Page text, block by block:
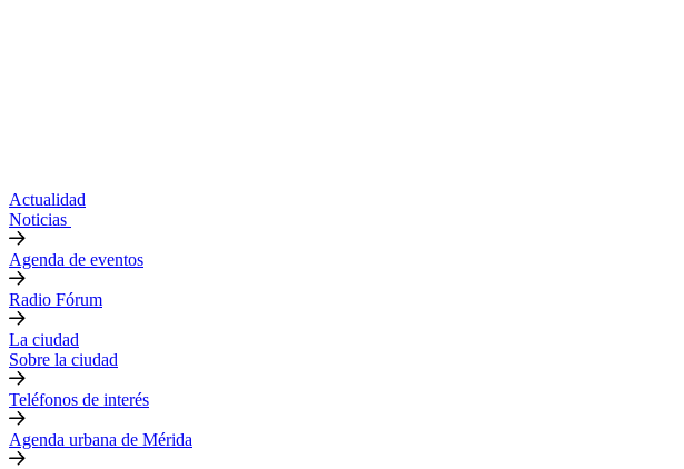
Actualidad
Noticias
Agenda de eventos
Radio Fórum
La ciudad
Sobre la ciudad
Teléfonos de interés
Agenda urbana de Mérida